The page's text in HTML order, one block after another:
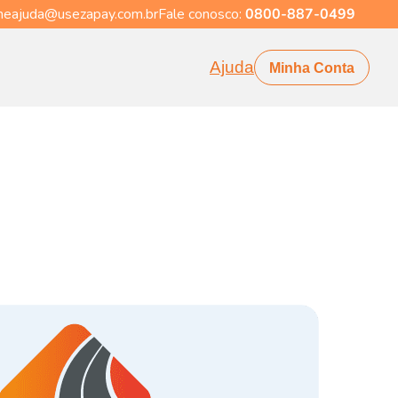
Fale conosco: 0800-887-0499
Ajuda Minha Conta